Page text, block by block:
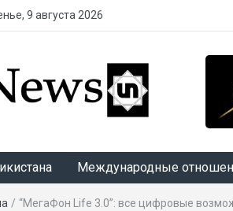
9 августа 2026
Международные
/ “МегаФон Life 3.0”: все цифровые